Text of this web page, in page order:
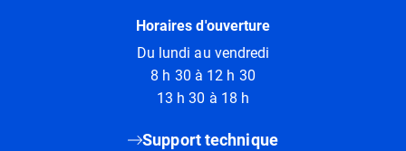
Horaires d'ouverture
Du lundi au vendredi
8 h 30 à 12 h 30
13 h 30 à 18 h
Support technique